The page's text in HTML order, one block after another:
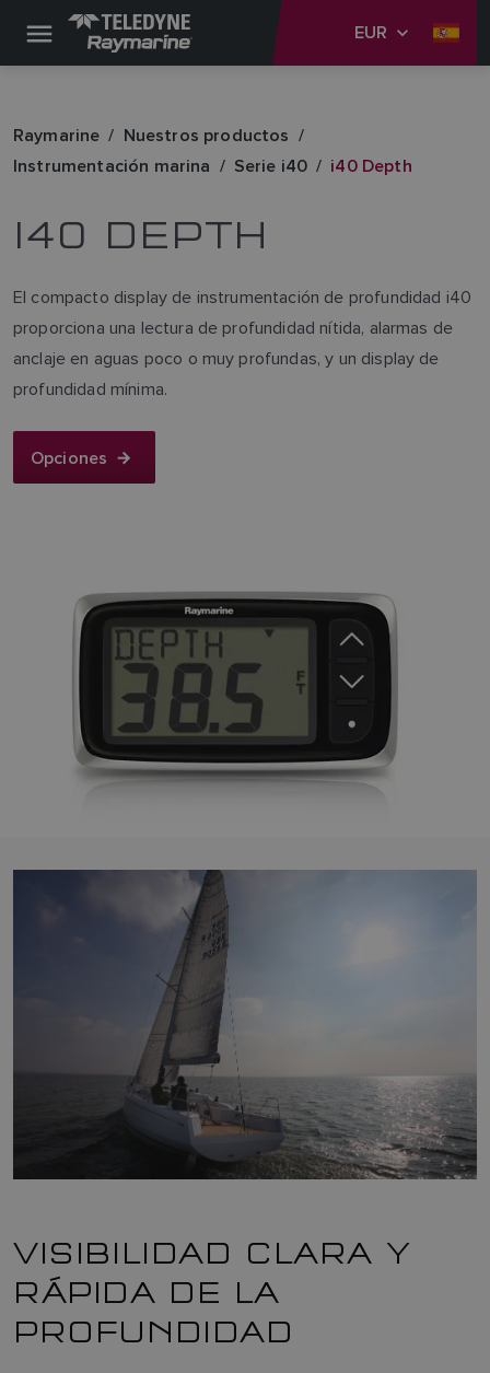
EUR
Raymarine
Nuestros productos
Instrumentación marina
Serie i40 i40 Depth
I40 DEPTH
El compacto display de instrumentación de profundidad i40
proporciona una lectura de profundidad nítida, alarmas de
anclaje en aguas poco o muy profundas, y un display de
profundidad mínima.
Opciones
VISIBILIDAD CLARA Y
RÁPIDA DE LA
PROFUNDIDAD